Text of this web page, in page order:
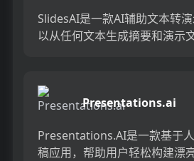
SlidesAI是一款AI辅助文本转
以从任何文本生成摘要和演示
Presentations.ai
Presentations.AI是一款基于
稿应用，帮助用户轻松构建漂